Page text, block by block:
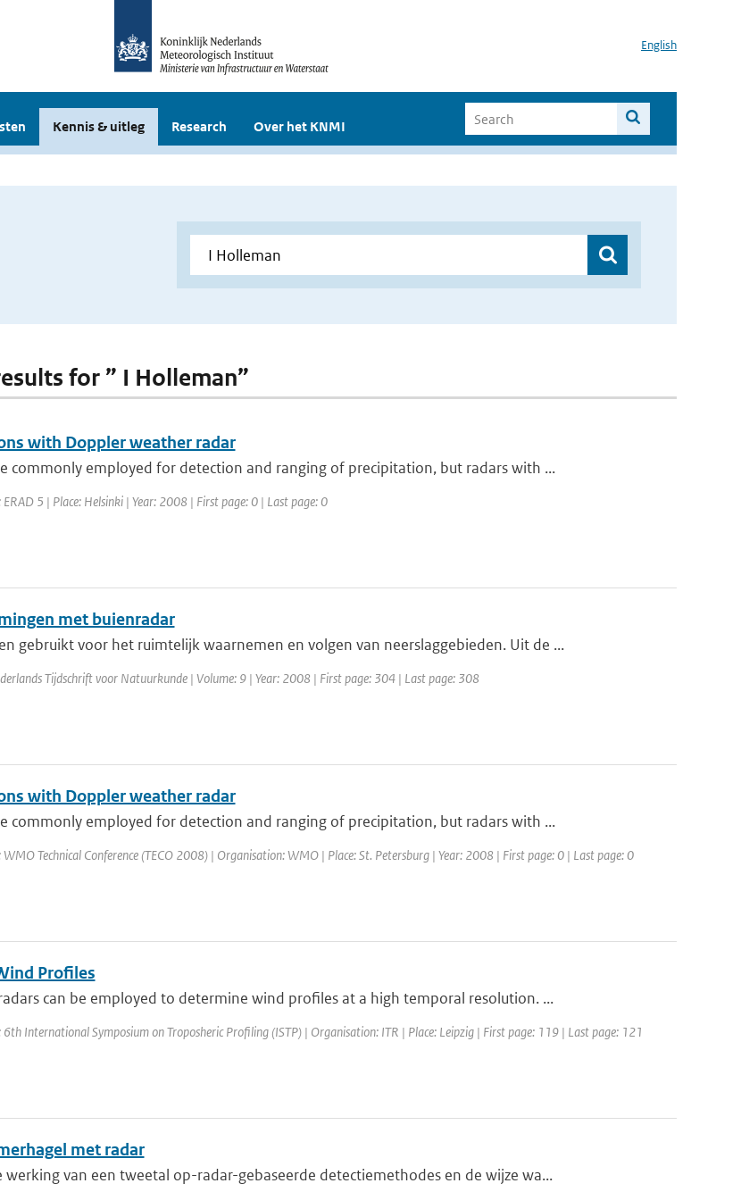
English
Kennis & uitleg Research Over het KNMI
for ” I Holleman”
with Doppler weather radar
commonly employed for detection and ranging of precipitation, but radars with ...
5 | Place: Helsinki | Year: 2008 | First page: 0 | Last page: 0
met buienradar
gebruikt voor het ruimtelijk waarnemen en volgen van neerslaggebieden. Uit de ...
Tijdschrift voor Natuurkunde | Volume: 9 | Year: 2008 | First page: 304 | Last page: 308
with Doppler weather radar
commonly employed for detection and ranging of precipitation, but radars with ...
Technical Conference (TECO 2008) | Organisation: WMO | Place: St. Petersburg | Year: 2008 | First page: 0 | Last page: 0
Profiles
can be employed to determine wind profiles at a high temporal resolution. ...
International Symposium on Troposheric Profiling (ISTP) | Organisation: ITR | Place: Leipzig | First page: 119 | Last page: 121
met radar
werking van een tweetal op-radar-gebaseerde detectiemethodes en de wijze wa...